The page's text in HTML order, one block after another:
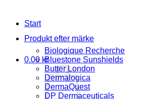
0.00 kr
Start
Produkt efter märke
Biologique Recherche
Bluestone Sunshields
Butter London
Dermalogica
DermaQuest
DP Dermaceuticals